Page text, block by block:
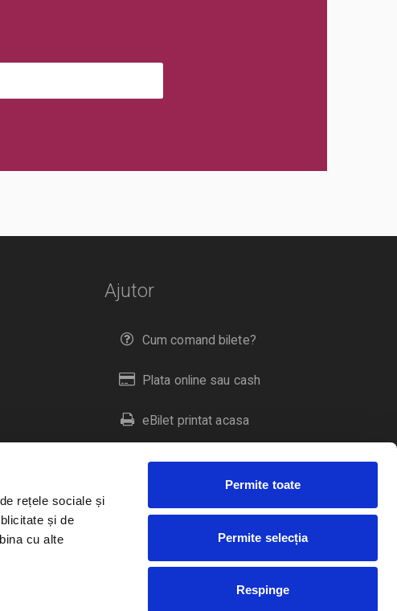
rețele sociale și
și de
cu alte
Permite toate
Permite selecția
Respinge
Ajutor
Cum comand bilete?
Plata online sau cash
eBilet printat acasa
Livrare prin curier
Duplicare bilete